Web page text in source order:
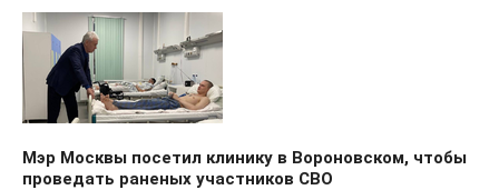
Мэр Москвы посетил клинику в Вороновском, чтобы
проведать раненых участников СВО